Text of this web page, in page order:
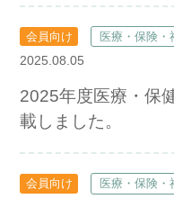
会員向け 医療・保険・
2025.08.05
2025年度医療・保
載しました。
会員向け 医療・保険・